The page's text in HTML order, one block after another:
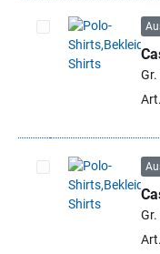
Artikel auswählen
Artikel auswählen